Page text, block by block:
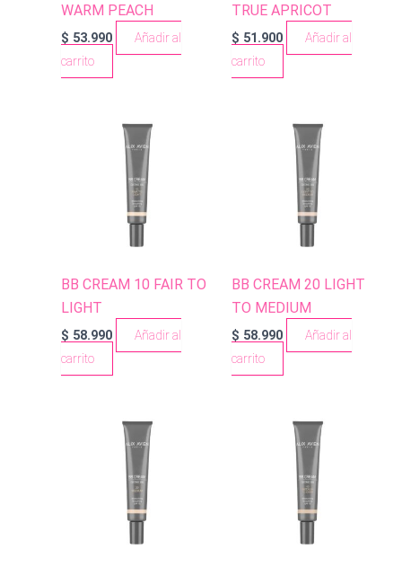
WARM PEACH
$ 53.990
Añadir al
carrito
TRUE APRICOT
$ 51.900
Añadir al
carrito
BB CREAM 10 FAIR TO
LIGHT
$ 58.990
Añadir al
carrito
BB CREAM 20 LIGHT
TO MEDIUM
$ 58.990
Añadir al
carrito